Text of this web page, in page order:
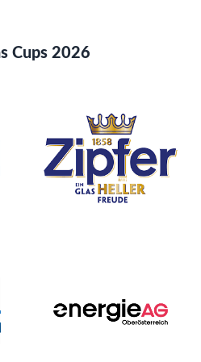
Cups 2026